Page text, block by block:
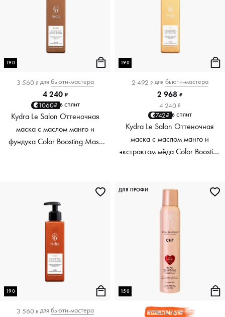
190
3 560 ₽ для бьюти-мастера
4 240 ₽
1060₽ в сплит
Kydra Le Salon Оттеночная
маска с маслом манго и
фундука Color Boosting Mask
190
2 492 ₽ для бьюти-мастера
2 968 ₽
4 240 ₽
742₽ в сплит
Kydra Le Salon Оттеночная
маска с маслом манго и
экстрактом мёда Color Boosting
190
3 560 ₽ для бьюти-мастера
150
ДЛЯ ПРОФИ